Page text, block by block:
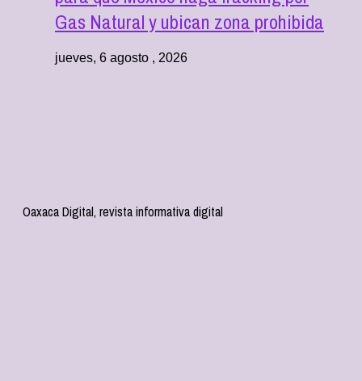
Gas Natural y ubican zona prohibida
jueves, 6 agosto , 2026
Oaxaca Digital, revista informativa digital